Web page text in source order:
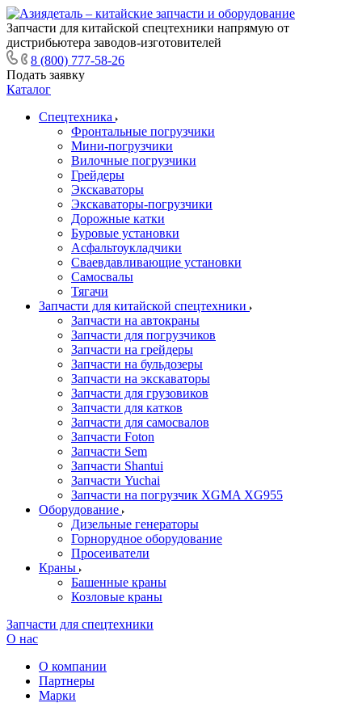
Запчасти для китайской спецтехники напрямую от
дистрибьютера заводов-изготовителей
8 (800) 777-58-26
Подать заявку
Каталог
Спецтехника
Фронтальные погрузчики
Мини-погрузчики
Вилочные погрузчики
Грейдеры
Экскаваторы
Экскаваторы-погрузчики
Дорожные катки
Буровые установки
Асфальтоукладчики
Сваевдавливающие установки
Самосвалы
Тягачи
Запчасти для китайской спецтехники
Запчасти на автокраны
Запчасти для погрузчиков
Запчасти на грейдеры
Запчасти на бульдозеры
Запчасти на экскаваторы
Запчасти для грузовиков
Запчасти для катков
Запчасти для самосвалов
Запчасти Foton
Запчасти Sem
Запчасти Shantui
Запчасти Yuchai
Запчасти на погрузчик XGMA XG955
Оборудование
Дизельные генераторы
Горнорудное оборудование
Просеиватели
Краны
Башенные краны
Козловые краны
Запчасти для спецтехники
О нас
О компании
Партнеры
Марки